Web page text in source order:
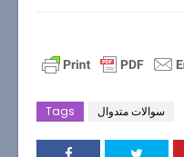
Tags سوالات متدوال